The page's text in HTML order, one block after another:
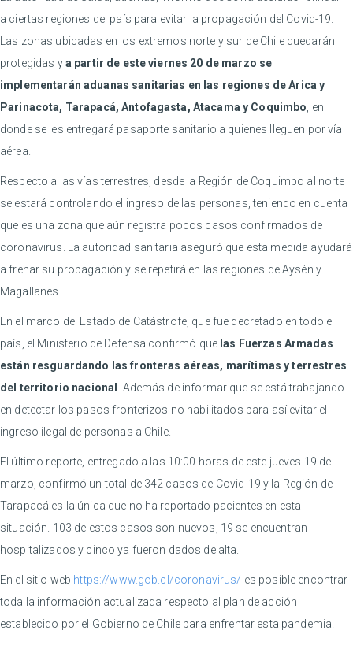
a ciertas regiones del país para evitar la propagación del Covid-19.
Las zonas ubicadas en los extremos norte y sur de Chile quedarán
protegidas ya partir de este viernes 20 de marzo se
implementarán aduanas sanitarias en las regiones de Arica y
Parinacota, Tarapacá, Antofagasta, Atacama y Coquimbo , en
donde se les entregará pasaporte sanitario a quienes lleguen por vía
aérea.
Respecto a las vías terrestres, desde la Región de Coquimbo al norte
se estará controlando el ingreso de las personas, teniendo en cuenta
que es una zona que aún registra pocos casos confirmados de
coronavirus. La autoridad sanitaria aseguró que esta medida ayudará
a frenar su propagación y se repetirá en las regiones de Aysén y
Magallanes.
En el marco del Estado de Catástrofe, que fue decretado en todo el
país, el Ministerio de Defensa confirmó que las Fuerzas Armadas
están resguardando las fronteras aéreas, marítimas y terrestres
del territorio nacional
. Además de informar que se está trabajando
en detectar los pasos fronterizos no habilitados para así evitar el
ingreso ilegal de personas a Chile.
El último reporte, entregado a las 10:00 horas de este jueves 19 de
marzo, confirmó un total de 342 casos de Covid-19 y la Región de
Tarapacá es la única que no ha reportado pacientes en esta
situación. 103 de estos casos son nuevos, 19 se encuentran
hospitalizados y cinco ya fueron dados de alta.
En el sitio web https://www.gob.cl/coronavirus/ es posible encontrar
toda la información actualizada respecto al plan de acción
establecido por el Gobierno de Chile para enfrentar esta pandemia.